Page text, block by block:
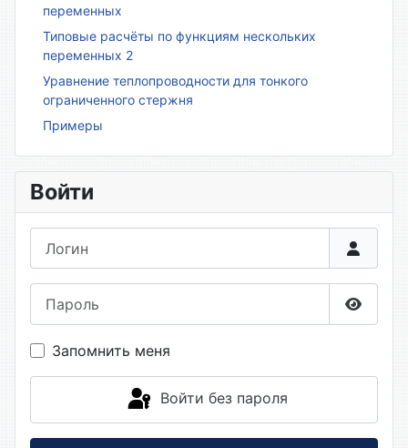
переменных
Типовые расчёты по функциям нескольких
переменных 2
Уравнение теплопроводности для тонкого
ограниченного стержня
Примеры
Войти
Запомнить меня
Войти без пароля